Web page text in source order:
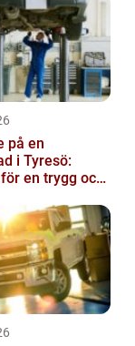
på en
i Tyresö:
en trygg och